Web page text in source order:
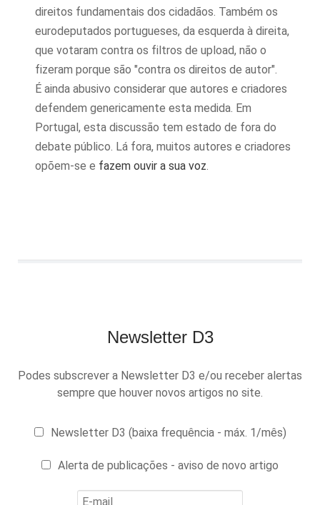
direitos fundamentais dos cidadãos. Também os
eurodeputados portugueses, da esquerda à direita,
que votaram contra os filtros de upload, não o
fizeram porque são "contra os direitos de autor".
É ainda abusivo considerar que autores e criadores
defendem genericamente esta medida. Em
Portugal, esta discussão tem estado de fora do
debate público. Lá fora, muitos autores e criadores
opõem-se e fazem ouvir a sua voz.
Newsletter D3
Podes subscrever a Newsletter D3 e/ou receber alertas
sempre que houver novos artigos no site.
Newsletter D3 (baixa frequência - máx. 1/mês)
Alerta de publicações - aviso de novo artigo